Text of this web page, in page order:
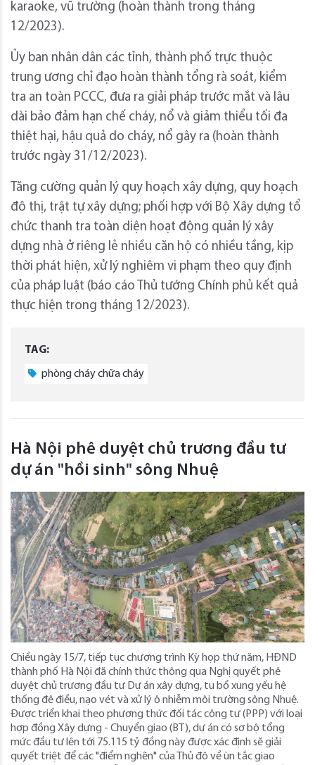
karaoke, vũ trường (hoàn thành trong tháng
12/2023).
Ủy ban nhân dân các tỉnh, thành phố trực thuộc
trung ương chỉ đạo hoàn thành tổng rà soát, kiểm
tra an toàn PCCC, đưa ra giải pháp trước mắt và lâu
dài bảo đảm hạn chế cháy, nổ và giảm thiểu tối đa
thiệt hại, hậu quả do cháy, nổ gây ra (hoàn thành
trước ngày 31/12/2023).
Tăng cường quản lý quy hoạch xây dựng, quy hoạch
đô thị, trật tự xây dựng; phối hợp với Bộ Xây dựng tổ
chức thanh tra toàn diện hoạt động quản lý xây
dựng nhà ở riêng lẻ nhiều căn hộ có nhiều tầng, kịp
thời phát hiện, xử lý nghiêm vi phạm theo quy định
của pháp luật (báo cáo Thủ tướng Chính phủ kết quả
thực hiện trong tháng 12/2023).
TAG:
phòng cháy chữa cháy
Hà Nội phê duyệt chủ trương đầu tư
dự án "hồi sinh" sông Nhuệ
Chiều ngày 15/7, tiếp tục chương trình Kỳ họp thứ năm, HĐND
thành phố Hà Nội đã chính thức thông qua Nghị quyết phê
duyệt chủ trương đầu tư Dự án xây dựng, tu bổ xung yếu hệ
thống đê điều, nạo vét và xử lý ô nhiễm môi trường sông Nhuệ.
Được triển khai theo phương thức đối tác công tư (PPP) với loại
hợp đồng Xây dựng - Chuyển giao (BT), dự án có sơ bộ tổng
mức đầu tư lên tới 75.115 tỷ đồng này được xác định sẽ giải
quyết triệt để các "điểm nghẽn" của Thủ đô về ùn tắc giao